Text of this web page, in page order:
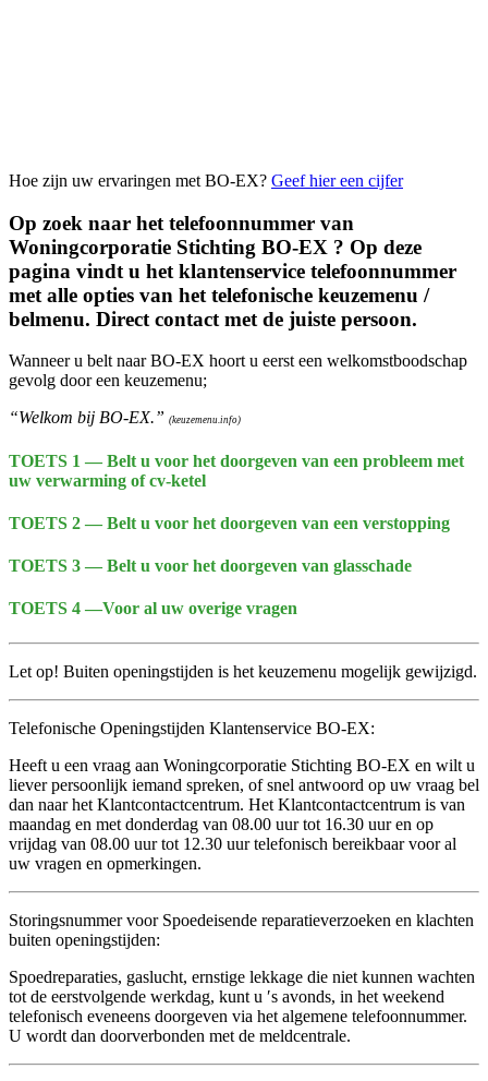
Hoe zijn uw ervaringen met BO-EX? Geef hier een cijfer
Op zoek naar het telefoonnummer van
Woningcorporatie Stichting BO-EX ? Op deze
pagina vindt u het klantenservice telefoonnummer
met alle opties van het telefonische keuzemenu /
belmenu. Direct contact met de juiste persoon.
Wanneer u belt naar BO-EX hoort u eerst een welkomstboodschap
gevolg door een keuzemenu;
“Welkom bij BO-EX.” (keuzemenu.info)
TOETS 1 — Belt u voor het doorgeven van een probleem met
uw verwarming of cv-ketel
TOETS 2 — Belt u voor het doorgeven van een verstopping
TOETS 3 — Belt u voor het doorgeven van glasschade
TOETS 4 —Voor al uw overige vragen
Let op! Buiten openingstijden is het keuzemenu mogelijk gewijzigd.
Telefonische Openingstijden Klantenservice BO-EX:
Heeft u een vraag aan Woningcorporatie Stichting BO-EX en wilt u
liever persoonlijk iemand spreken, of snel antwoord op uw vraag bel
dan naar het Klantcontactcentrum. Het Klantcontactcentrum is van
maandag en met donderdag van 08.00 uur tot 16.30 uur en op
vrijdag van 08.00 uur tot 12.30 uur telefonisch bereikbaar voor al
uw vragen en opmerkingen.
Storingsnummer voor Spoedeisende reparatieverzoeken en klachten
buiten openingstijden:
Spoedreparaties, gaslucht, ernstige lekkage die niet kunnen wachten
tot de eerstvolgende werkdag, kunt u ′s avonds, in het weekend
telefonisch eveneens doorgeven via het algemene telefoonnummer.
U wordt dan doorverbonden met de meldcentrale.